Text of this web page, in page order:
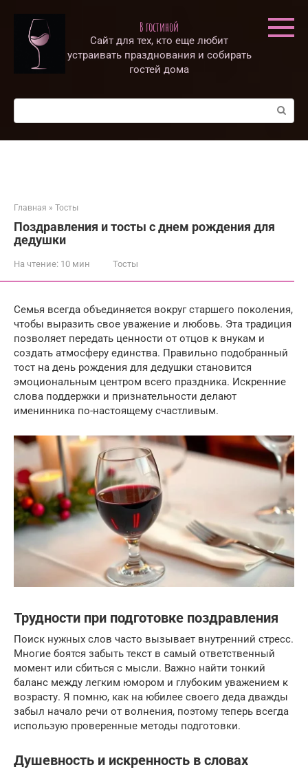
контенту
В гостиной
Сайт для тех, кто еще любит
устраивать празднования и собирать
гостей дома
Поиск:
Главная » Тосты
Поздравления и тосты с днем рождения для
дедушки
На чтение: 10 мин Тосты
Семья всегда объединяется вокруг старшего поколения,
чтобы выразить свое уважение и любовь. Эта традиция
позволяет передать ценности от отцов к внукам и
создать атмосферу единства. Правильно подобранный
тост на день рождения для дедушки становится
эмоциональным центром всего праздника. Искренние
слова поддержки и признательности делают
именинника по-настоящему счастливым.
Трудности при подготовке поздравления
Поиск нужных слов часто вызывает внутренний стресс.
Многие боятся забыть текст в самый ответственный
момент или сбиться с мысли. Важно найти тонкий
баланс между легким юмором и глубоким уважением к
возрасту. Я помню, как на юбилее своего деда дважды
забыл начало речи от волнения, поэтому теперь всегда
использую проверенные методы подготовки.
Душевность и искренность в словах